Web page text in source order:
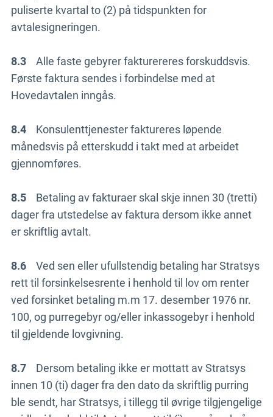
puliserte kvartal to (2) på tidspunkten for
avtalesigneringen.
8.3Alle faste gebyrer fakturereres forskuddsvis.
Første faktura sendes i forbindelse med at
Hovedavtalen inngås.
8.4
Konsulenttjenester faktureres løpende
månedsvis på etterskudd i takt med at arbeidet
gjennomføres.
8.5
Betaling av fakturaer skal skje innen 30 (tretti)
dager fra utstedelse av faktura dersom ikke annet
er skriftlig avtalt.
8.6
Ved sen eller ufullstendig betaling har Stratsys
rett til forsinkelsesrente i henhold til lov om renter
ved forsinket betaling m.m 17. desember 1976 nr.
100, og purregebyr og/eller inkassogebyr i henhold
til gjeldende lovgivning.
8.7
Dersom betaling ikke er mottatt av Stratsys
innen 10 (ti) dager fra den dato da skriftlig purring
ble sendt, har Stratsys, i tillegg til øvrige tilgjengelige